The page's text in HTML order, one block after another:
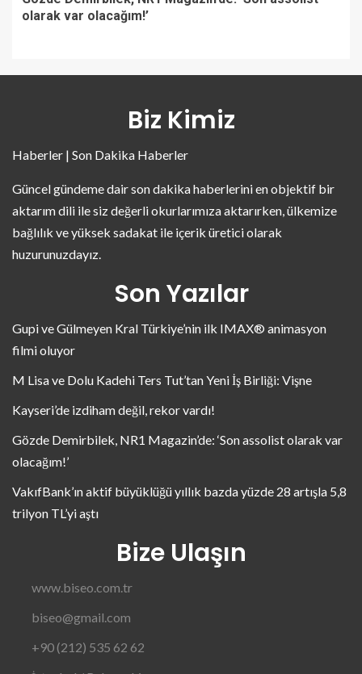
olarak var olacağım!’
Biz Kimiz
Haberler | Son Dakika Haberler
Güncel gündeme dair son dakika haberlerini en objektif bir
aktarım dili ile siz değerli okurlarımıza aktarırken, ülkemize
bağlılık ve yüksek sadakat ile içerik üretici olarak
huzurunuzdayız.
Son Yazılar
Gupi ve Gülmeyen Kral Türkiye’nin ilk IMAX® animasyon
filmi oluyor
M Lisa ve Dolu Kadehi Ters Tut’tan Yeni İş Birliği: Vişne
Kayseri’de izdiham değil, rekor vardı!
Gözde Demirbilek, NR1 Magazin’de: ‘Son assolist olarak var
olacağım!’
VakıfBank’ın aktif büyüklüğü yıllık bazda yüzde 28 artışla 5,8
trilyon TL’yi aştı
Bize Ulaşın
www.biseo.com.tr
biseo@gmail.com
+90 (212) 535 62 62